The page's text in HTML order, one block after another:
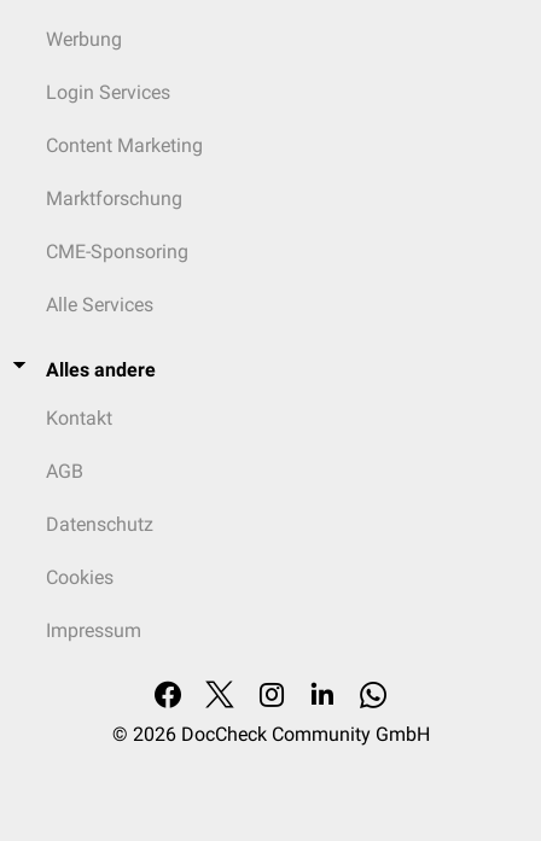
Werbung
Login Services
Content Marketing
Marktforschung
CME-Sponsoring
Alle Services
Alles andere
Kontakt
AGB
Datenschutz
Cookies
Impressum
© 2026 DocCheck Community GmbH